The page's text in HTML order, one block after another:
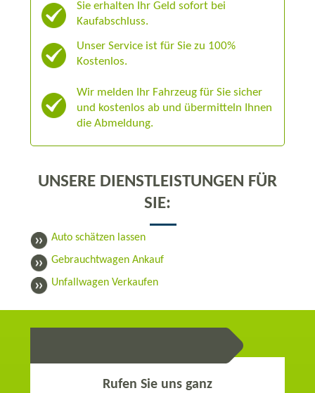
Sie erhalten Ihr Geld sofort bei
Kaufabschluss.
Unser Service ist für Sie zu 100%
Kostenlos.
Wir melden Ihr Fahrzeug für Sie sicher
und kostenlos ab und übermitteln Ihnen
die Abmeldung.
UNSERE DIENSTLEISTUNGEN FÜR
SIE:
Auto schätzen lassen
Gebrauchtwagen Ankauf
Unfallwagen Verkaufen
Rufen Sie uns ganz